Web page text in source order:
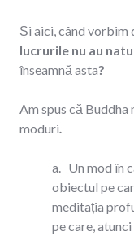
Și aici, când vorbim
lucrurile nu au
înseamnă asta?
Am spus că
moduri.
a. Un mod în
obiectul pe
meditația
pe care,